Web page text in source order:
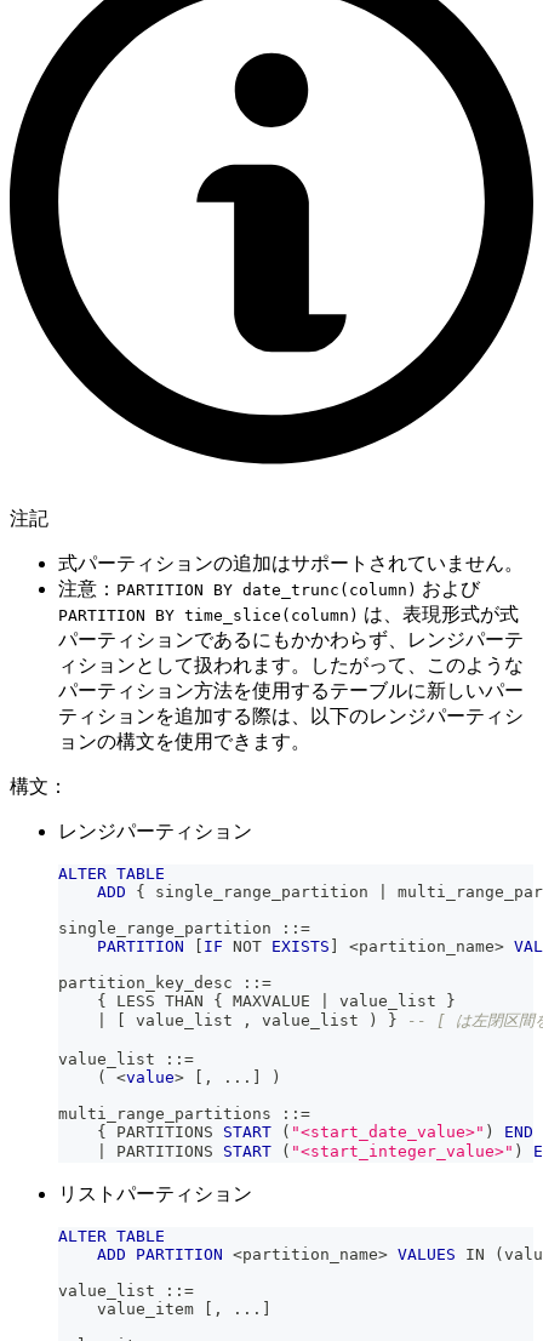
注記
式パーティションの追加はサポートされていません。
注意： PARTITION BY date_trunc(column) および
PARTITION BY time_slice(column) は、表現形式が式
パーティションであるにもかかわらず、レンジパーテ
ィションとして扱われます。したがって、このような
パーティション方法を使用するテーブルに新しいパー
ティションを追加する際は、以下のレンジパーティシ
ョンの構文を使用できます。
構文：
レンジパーティション
ALTER TABLE
ADD { single_range_partition
single_range_partition :: =
PARTITION
IF NOT EXISTS <partition_name>
partition_key_desc :: =
    { LESS THAN { MAXVALUE
value_list }
value_list , value_list ) } -- [ は左閉区間
value_list :: =
(
<value> , . . .
)
multi_range_partitions :: =
    { PARTITIONS
START ( "<start_date_value>" )
END
PARTITIONS START ( "<start_integer_value>" )
リストパーティション
ALTER TABLE
ADD
PARTITION <partition_name> VALUES IN (
value_list :: =
    value_item
, . . .